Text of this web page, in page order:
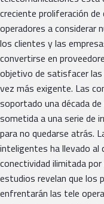
creciente proliferación
operadores a considerar
los clientes y las
convertirse en
objetivo de satisfacer las
vez más exigente. Las
soportado una década
sometida a una serie de
para no quedarse atrás.
inteligentes ha llevado al
conectividad ilimitada
estudios revelan que los
enfrentarán las tele